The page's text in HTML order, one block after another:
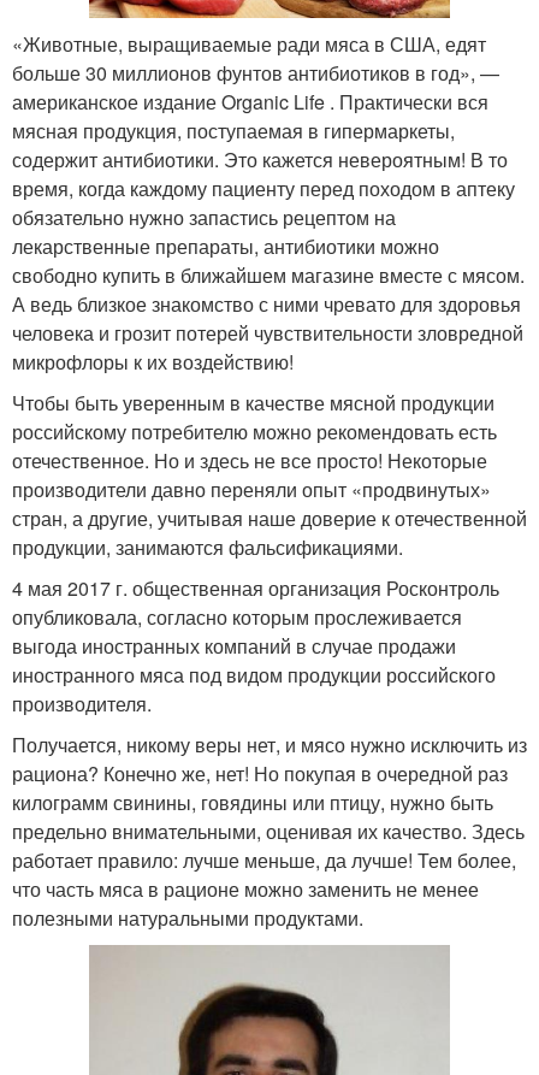
«Животные, выращиваемые ради мяса в США, едят
больше 30 миллионов фунтов антибиотиков в год», —
американское издание Organic Life . Практически вся
мясная продукция, поступаемая в гипермаркеты,
содержит антибиотики. Это кажется невероятным! В то
время, когда каждому пациенту перед походом в аптеку
обязательно нужно запастись рецептом на
лекарственные препараты, антибиотики можно
свободно купить в ближайшем магазине вместе с мясом.
А ведь близкое знакомство с ними чревато для здоровья
человека и грозит потерей чувствительности зловредной
микрофлоры к их воздействию!
Чтобы быть уверенным в качестве мясной продукции
российскому потребителю можно рекомендовать есть
отечественное. Но и здесь не все просто! Некоторые
производители давно переняли опыт «продвинутых»
стран, а другие, учитывая наше доверие к отечественной
продукции, занимаются фальсификациями.
4 мая 2017 г. общественная организация Росконтроль
опубликовала, согласно которым прослеживается
выгода иностранных компаний в случае продажи
иностранного мяса под видом продукции российского
производителя.
Получается, никому веры нет, и мясо нужно исключить из
рациона? Конечно же, нет! Но покупая в очередной раз
килограмм свинины, говядины или птицу, нужно быть
предельно внимательными, оценивая их качество. Здесь
работает правило: лучше меньше, да лучше! Тем более,
что часть мяса в рационе можно заменить не менее
полезными натуральными продуктами.